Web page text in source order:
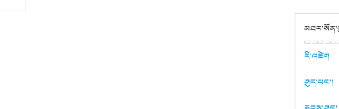
རི་འཛེག
ཤུད་པང་།